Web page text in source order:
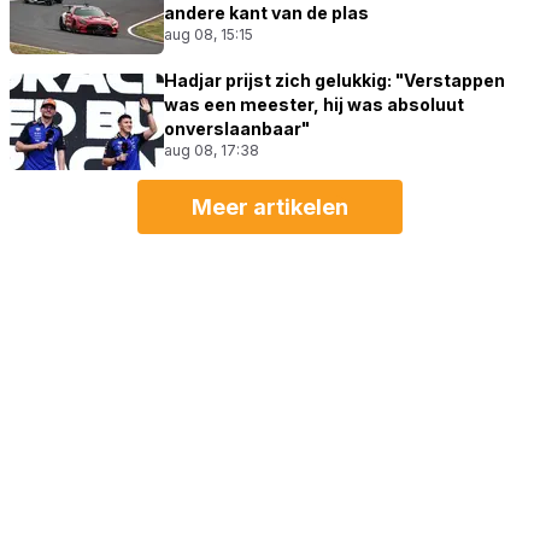
andere kant van de plas
aug 08, 15:15
Hadjar prijst zich gelukkig: "Verstappen
was een meester, hij was absoluut
onverslaanbaar"
aug 08, 17:38
Meer artikelen